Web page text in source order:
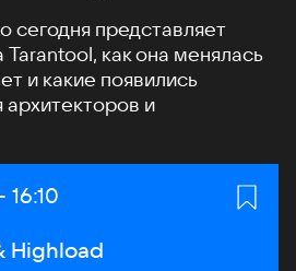
сегодня представляет
как она менялась
и какие появились
и
Конец:
16:10
Highload